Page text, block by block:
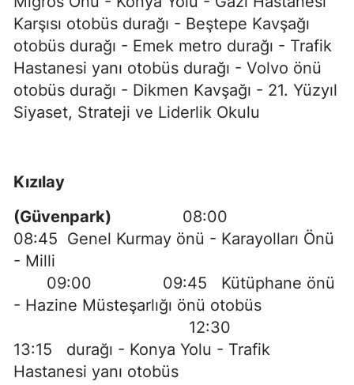
Karşısı otobüs durağı - Beştepe Kavşağı
otobüs durağı - Emek metro durağı - Trafik
Hastanesi yanı otobüs durağı - Volvo önü
otobüs durağı - Dikmen Kavşağı - 21. Yüzyıl
Siyaset, Strateji ve Liderlik Okulu
Kızılay
(Güvenpark) 08:00
08:45 Genel Kurmay önü - Karayolları Önü
- Milli
09:00 09:45 Kütüphane önü
- Hazine Müsteşarlığı önü otobüs
12:30
13:15 durağı - Konya Yolu - Trafik
Hastanesi yanı otobüs